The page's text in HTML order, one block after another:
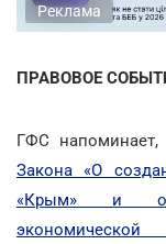
Реклама
ПРАВОВОЕ
ГФС
Закона «О
«Крым» и об